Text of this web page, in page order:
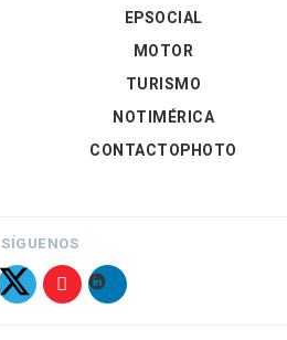
EPSOCIAL
MOTOR
TURISMO
NOTIMÉRICA
CONTACTOPHOTO
SÍGUENOS